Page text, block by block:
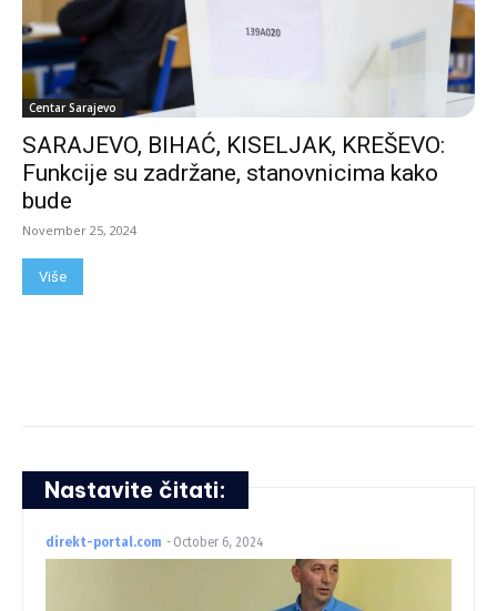
Centar Sarajevo
SARAJEVO, BIHAĆ, KISELJAK, KREŠEVO:
Funkcije su zadržane, stanovnicima kako
bude
November 25, 2024
Više
Nastavite čitati:
direkt-portal.com - October 6, 2024